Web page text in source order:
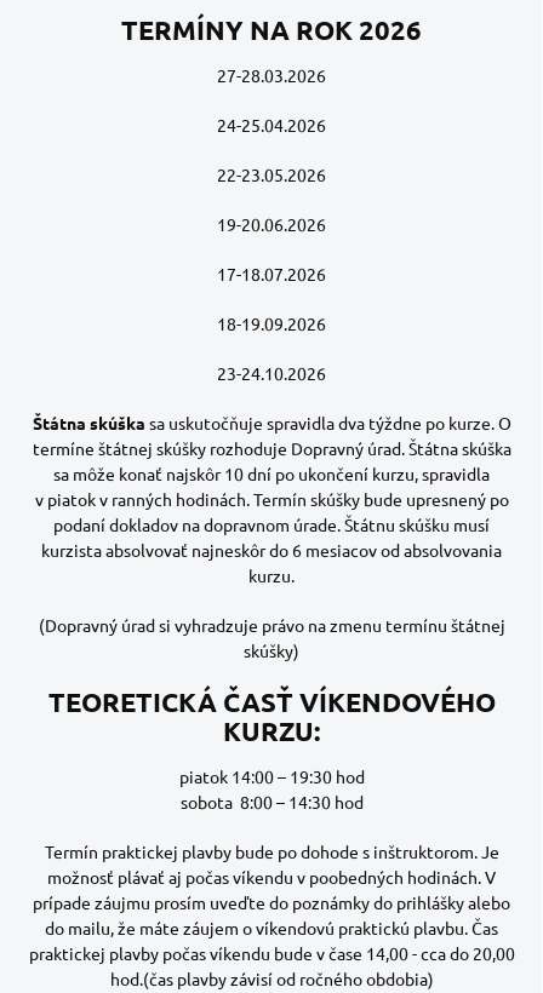
TERMÍNY NA ROK 2026
27-28.03.2026
24-25.04.2026
22-23.05.2026
19-20.06.2026
17-18.07.2026
18-19.09.2026
23-24.10.2026
Štátna skúška sa uskutočňuje spravidla dva týždne po kurze. O
termíne štátnej skúšky rozhoduje Dopravný úrad. Štátna skúška
sa môže konať najskôr 10 dní po ukončení kurzu, spravidla
v piatok v ranných hodinách. Termín skúšky bude upresnený po
podaní dokladov na dopravnom úrade. Štátnu skúšku musí
kurzista absolvovať najneskôr do 6 mesiacov od absolvovania
kurzu.
(Dopravný úrad si vyhradzuje právo na zmenu termínu štátnej
skúšky)
TEORETICKÁ ČASŤ VÍKENDOVÉHO
KURZU:
piatok 14:00 – 19:30 hod
sobota 8:00 – 14:30 hod
Termín praktickej plavby bude po dohode s inštruktorom. Je
možnosť plávať aj počas víkendu v poobedných hodinách. V
prípade záujmu prosím uveďte do poznámky do prihlášky alebo
do mailu, že máte záujem o víkendovú praktickú plavbu. Čas
praktickej plavby počas víkendu bude v čase 14,00 - cca do 20,00
hod.(čas plavby závisí od ročného obdobia)